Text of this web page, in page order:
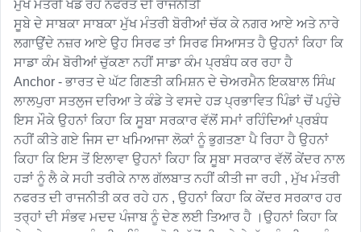
ਮੁੱਖ ਮੰਤਰੀ ਖੇਡ ਰਹੇ ਨਫਰਤ ਦੀ ਰਾਜਨੀਤੀ
ਸੂਬੇ ਦੇ ਸਾਬਕਾ ਸਾਬਕਾ ਮੁੱਖ ਮੰਤਰੀ ਬੋਰੀਆਂ ਚੱਕ ਕੇ ਨਗਰ ਆਏ ਅਤੇ ਨਾਰੇ
ਲਗਾਉਂਦੇ ਨਜ਼ਰ ਆਏ ਉਹ ਸਿਰਫ ਤਾਂ ਸਿਰਫ ਸਿਆਸਤ ਹੈ ਉਹਨਾਂ ਕਿਹਾ ਕਿ
ਸਾਡਾ ਕੰਮ ਬੋਰੀਆਂ ਚੁੱਕਣਾ ਨਹੀਂ ਸਾਡਾ ਕੰਮ ਪ੍ਰਬੰਧ ਕਰ ਰਹਾ ਹੈ
Anchor - ਭਾਰਤ ਦੇ ਘੱਟ ਗਿਣਤੀ ਕਮਿਸ਼ਨ ਦੇ ਚੇਅਰਮੈਨ ਇਕਬਾਲ ਸਿੰਘ
ਲਾਲਪੁਰਾ ਸਤਲੁਜ ਦਰਿਆ ਤੇ ਕੰਡੇ ਤੇ ਵਸਦੇ ਹੜ ਪ੍ਰਭਾਵਿਤ ਪਿੰਡਾਂ ਚੋਂ ਪਹੁੰਚੇ
ਇਸ ਮੌਕੇ ਉਹਨਾਂ ਕਿਹਾ ਕਿ ਸੂਬਾ ਸਰਕਾਰ ਵੱਲੋਂ ਸਮਾਂ ਰਹਿੰਦਿਆਂ ਪ੍ਰਬੰਧ
ਨਹੀਂ ਕੀਤੇ ਗਏ ਜਿਸ ਦਾ ਖਮਿਆਜਾ ਲੋਕਾਂ ਨੂੰ ਭੁਗਤਣਾ ਪੈ ਰਿਹਾ ਹੈ ਉਹਨਾਂ
ਕਿਹਾ ਕਿ ਇਸ ਤੋਂ ਇਲਾਵਾ ਉਹਨਾਂ ਕਿਹਾ ਕਿ ਸੂਬਾ ਸਰਕਾਰ ਵੱਲੋਂ ਕੇਂਦਰ ਨਾਲ
ਹੜਾਂ ਨੂੰ ਲੈ ਕੇ ਸਹੀ ਤਰੀਕੇ ਨਾਲ ਗੱਲਬਾਤ ਨਹੀਂ ਕੀਤੀ ਜਾ ਰਹੀ , ਮੁੱਖ ਮੰਤਰੀ
ਨਫਰਤ ਦੀ ਰਾਜਨੀਤੀ ਕਰ ਰਹੇ ਹਨ , ਉਹਨਾਂ ਕਿਹਾ ਕਿ ਕੇਂਦਰ ਸਰਕਾਰ ਹਰ
ਤਰ੍ਹਾਂ ਦੀ ਸੰਭਵ ਮਦਦ ਪੰਜਾਬ ਨੂੰ ਦੇਣ ਲਈ ਤਿਆਰ ਹੈ ।ਉਹਨਾਂ ਕਿਹਾ ਕਿ